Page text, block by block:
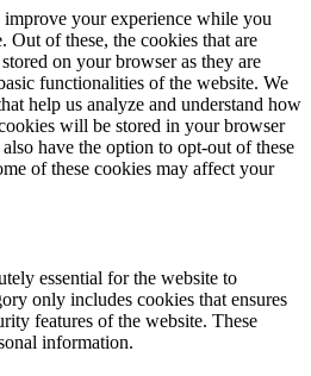
your experience while you
Out of these, the cookies that are
on your browser as they are
functionalities of the website. We
help us analyze and understand how
will be stored in your browser
have the option to opt-out of these
of these cookies may affect your
essential for the website to
only includes cookies that ensures
features of the website. These
information.